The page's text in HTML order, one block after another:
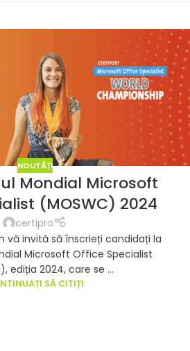
NOUTĂȚI
Mondial Microsoft
(MOSWC) 2024
certipro
vă invită să înscrieți candidați la
Microsoft Office Specialist
ediția 2024, care se ...
SĂ CITIȚI